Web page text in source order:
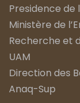
Presidence de
Ministère de
Recherche et
UAM
Direction des
Anaq-Sup